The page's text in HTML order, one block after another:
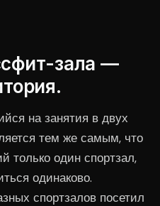
зала —
на занятия в двух
тем же самым, что
только один спортзал,
одинаково.
спортзалов посетил